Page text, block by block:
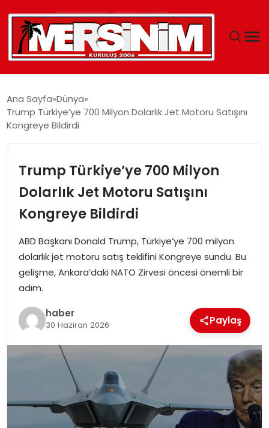
YAŞAM
EĞITIM
SPOR
EKONOMI
MAGAZIN
Ana Sayfa Dünya
Trump Türkiye’ye 700 Milyon Dolarlık Jet Motoru Satışını
Kongreye Bildirdi
Trump Türkiye’ye 700 Milyon
Dolarlık Jet Motoru Satışını
Kongreye Bildirdi
ABD Başkanı Donald Trump, Türkiye’ye 700 milyon
dolarlık jet motoru satış teklifini Kongreye sundu. Bu
gelişme, Ankara’daki NATO Zirvesi öncesi önemli bir
adım.
haber
30 Haziran 2026 Paylaş